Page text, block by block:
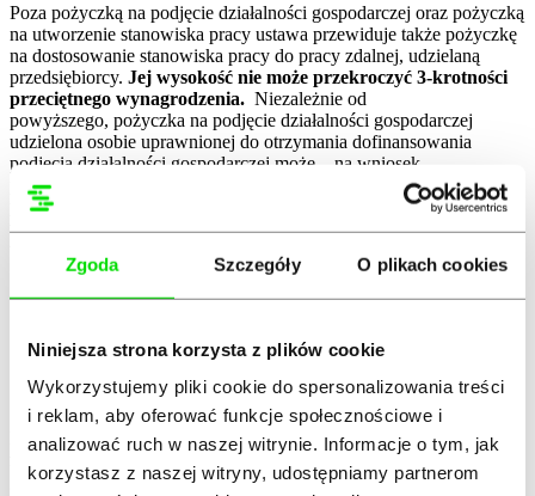
Zgoda Szczegóły O plikach cookies
Niniejsza strona korzysta z plików cookie
Wykorzystujemy pliki cookie do spersonalizowania treści
i reklam, aby oferować funkcje społecznościowe i
analizować ruch w naszej witrynie. Informacje o tym, jak
korzystasz z naszej witryny, udostępniamy partnerom
Poza pożyczką na podjęcie działalności gospodarczej oraz pożyczką
na utworzenie stanowiska pracy ustawa przewiduje także pożyczkę
na dostosowanie stanowiska pracy do pracy zdalnej, udzielaną
przedsiębiorcy. Jej wysokość nie może przekroczyć 3-krotności
przeciętnego wynagrodzenia. Niezależnie od
powyższego, pożyczka na podjęcie działalności gospodarczej
udzielona osobie uprawnionej do otrzymania dofinansowania
podjęcia działalności gospodarczej może – na wniosek
pożyczkobiorcy – podlegać jednorazowemu umorzeniu przez
pośrednika finansowego w części równej 6-krotności przeciętnego
wynagrodzenia, jednak nie wyższej niż 50% wartości pożyczki, pod
nieskorzystania z dofinansowania podjęcia działalności
gospodarczej lub innych bezzwrotnych środków publicznych
na podjęcie działalności gospodarczej.
Podstawą udzielenia pożyczek jestumowa z pośrednikiem
(w przypadku pożyczki na podjęcie działalności
gospodarczej – zawierana po podjęciu działalności),